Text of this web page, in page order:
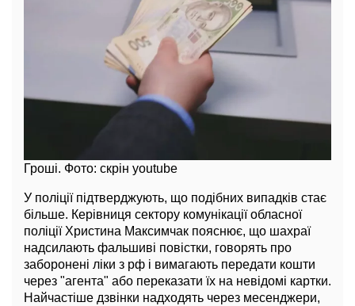
Гроші. Фото: скрін youtube
У поліції підтверджують, що подібних випадків стає
більше. Керівниця сектору комунікації обласної
поліції Христина Максимчак пояснює, що шахраї
надсилають фальшиві повістки, говорять про
заборонені ліки з рф і вимагають передати кошти
через "агента" або переказати їх на невідомі картки.
Найчастіше дзвінки надходять через месенджери,